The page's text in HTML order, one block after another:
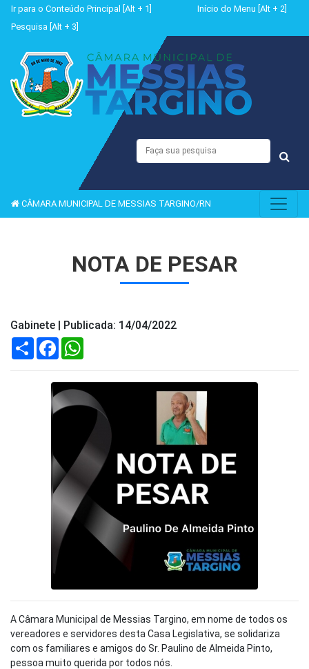
Ir para o Conteúdo Principal [Alt + 1]
Início do Menu [Alt + 2]
Pesquisa [Alt + 3]
CÂMARA MUNICIPAL DE MESSIAS TARGINO/RN
NOTA DE PESAR
Gabinete | Publicada: 14/04/2022
Compartilhar
Facebook
A Câmara Municipal de Messias Targino, em nome de todos os
vereadores e servidores desta Casa Legislativa, se solidariza
com os familiares e amigos do Sr. Paulino de Almeida Pinto,
pessoa muito querida por todos nós.